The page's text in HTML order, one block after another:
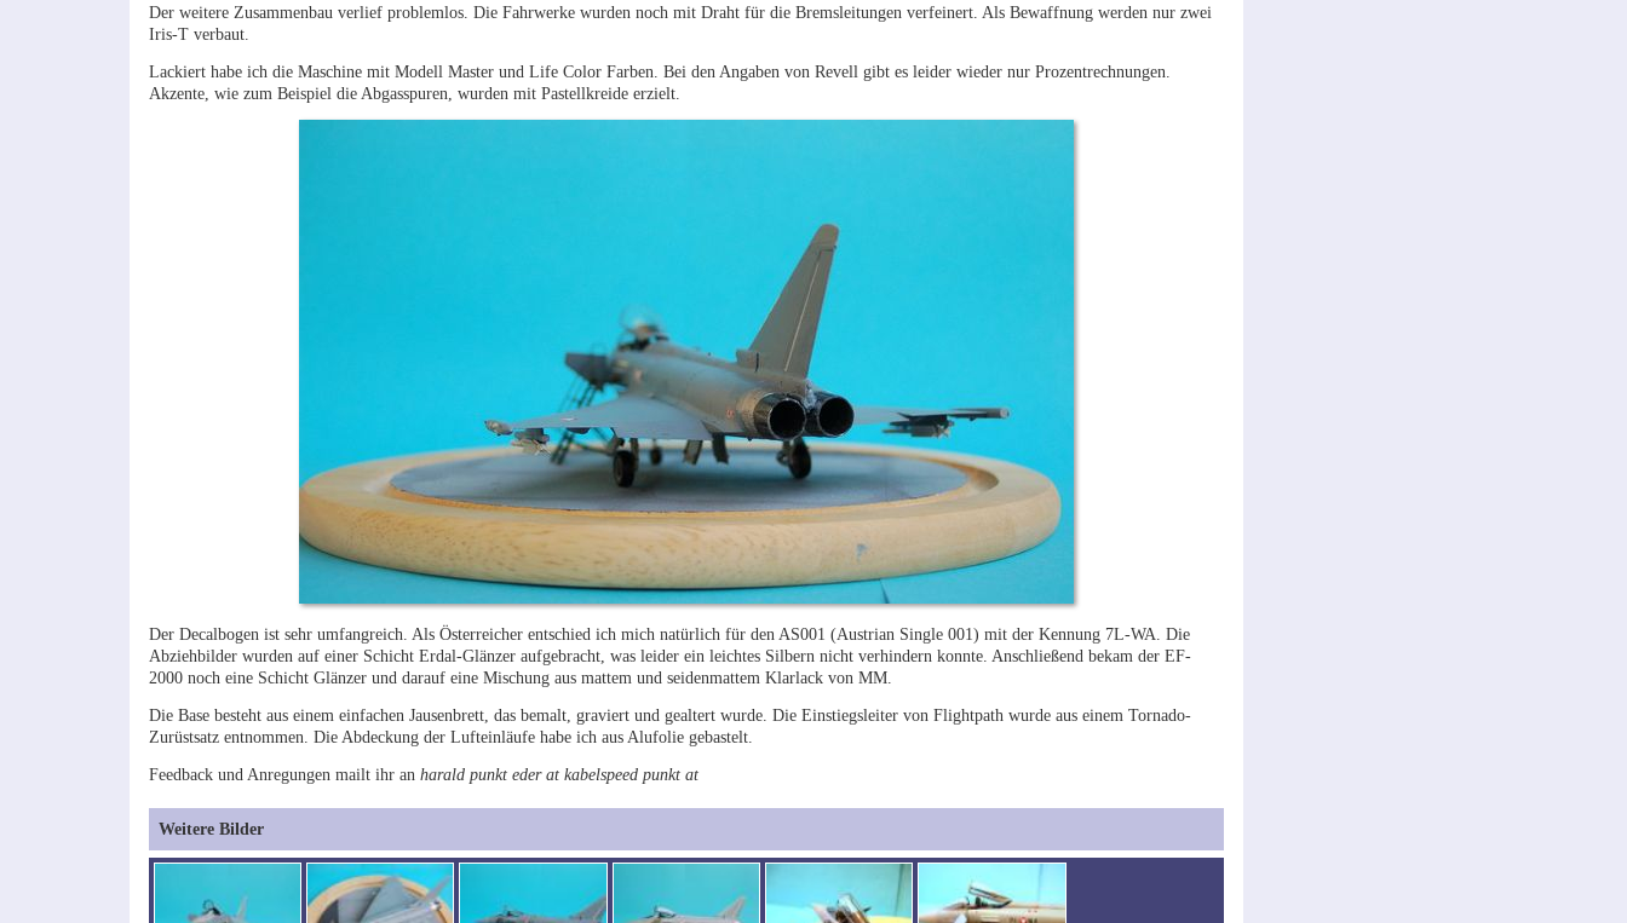
Der weitere Zusammenbau verlief problemlos. Die Fahrwerke wurden noch mit Draht für die Bremsleitungen verfeinert. Als Bewaffnung werden nur zwei
Iris-T verbaut.
Lackiert habe ich die Maschine mit Modell Master und Life Color Farben. Bei den Angaben von Revell gibt es leider wieder nur Prozentrechnungen.
Akzente, wie zum Beispiel die Abgasspuren, wurden mit Pastellkreide erzielt.
Der Decalbogen ist sehr umfangreich. Als Österreicher entschied ich mich natürlich für den AS001 (Austrian Single 001) mit der Kennung 7L-WA. Die
Abziehbilder wurden auf einer Schicht Erdal-Glänzer aufgebracht, was leider ein leichtes Silbern nicht verhindern konnte. Anschließend bekam der EF-
2000 noch eine Schicht Glänzer und darauf eine Mischung aus mattem und seidenmattem Klarlack von MM.
Die Base besteht aus einem einfachen Jausenbrett, das bemalt, graviert und gealtert wurde. Die Einstiegsleiter von Flightpath wurde aus einem Tornado-
Zurüstsatz entnommen. Die Abdeckung der Lufteinläufe habe ich aus Alufolie gebastelt.
Feedback und Anregungen mailt ihr an harald punkt eder at kabelspeed punkt at
Weitere Bilder